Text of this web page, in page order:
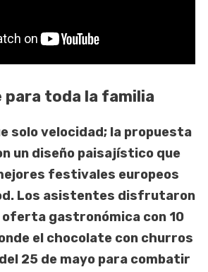
para toda la familia
solo velocidad; la propuesta
un diseño paisajístico que
festivales europeos
Los asistentes disfrutaron
oferta gastronómica con 10
el chocolate con churros
25 de mayo para combatir